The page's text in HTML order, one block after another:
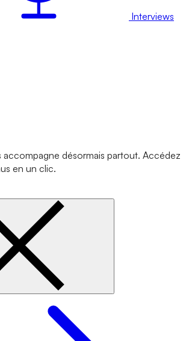
Interviews
accompagne désormais partout. Accédez
en un clic.